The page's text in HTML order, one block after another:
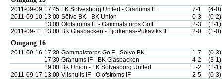
2011-09-09 17:45 FK Sölvesborg United - Gränums IF 7-1
(4-0)
2011-09-10 13:00 Sölve BK - BK Union 0-3
(0-2)
13:00 Olofströms IF - Gammalstorps GoIF 2-3
(1-1)
2011-09-11 13:00 BK Glasbacken - Björkenäs-Pukaviks IF 2-0 (1-0)
Omgång 16
2011-09-16 17:30 Gammalstorps GoIF - Sölve BK 1-7
(0-3)
17:30 Gränums IF - BK Glasbacken 4-2
(3-1)
19:00 BK Union - FK Sölvesborg United 1-2
(1-1)
2011-09-17 13:00 Vilshults IF - Olofströms IF 2-5 (0-3)